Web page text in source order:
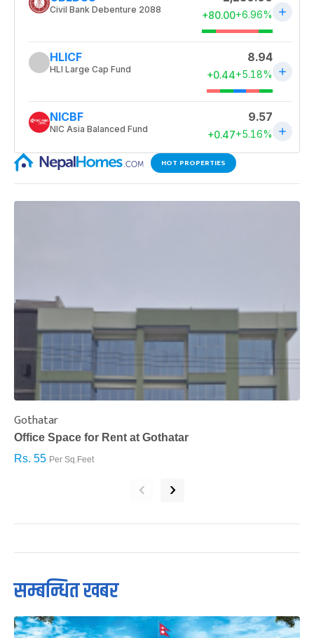
HOT PROPERTIES
Gothatar
Office Space for Rent at Gothatar
Rs. 55 Per Sq.Feet
‹ ›
सम्बन्धित खबर